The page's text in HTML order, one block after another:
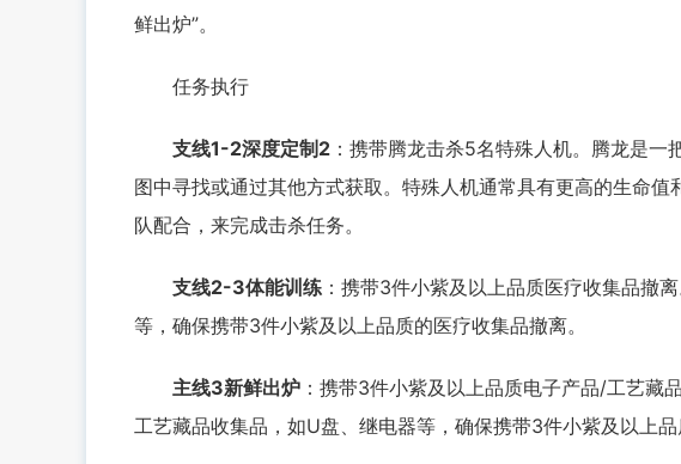
鲜出炉”。
任务执行
支线1-2深度定制2 ：携带腾龙击杀5名特殊人机。腾龙是
图中寻找或通过其他方式获取。特殊人机通常具有更高的生命
队配合，来完成击杀任务。
支线2-3体能训练 ：携带3件小紫及以上品质医疗收集品撤
等，确保携带3件小紫及以上品质的医疗收集品撤离。
主线3新鲜出炉 ：携带3件小紫及以上品质电子产品/工艺藏
工艺藏品收集品，如U盘、继电器等，确保携带3件小紫及以上品